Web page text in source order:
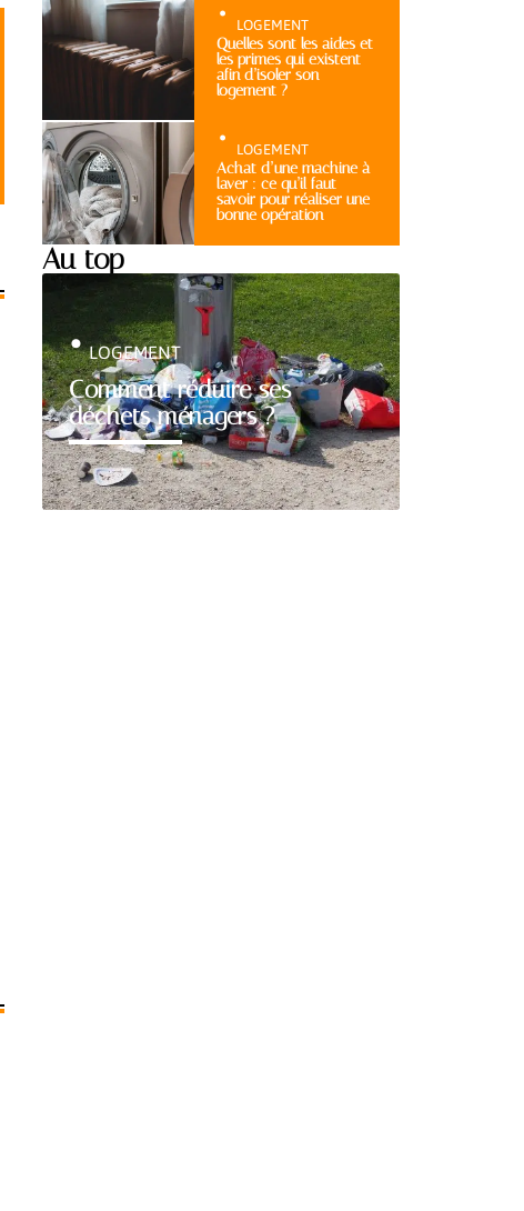
LOGEMENT
Quelles sont les aides et
les primes qui existent
afin d’isoler son
logement ?
LOGEMENT
Achat d’une machine à
laver : ce qu’il faut
savoir pour réaliser une
bonne opération
Au top
Comment réduire ses
déchets ménagers ?
LOGEMENT